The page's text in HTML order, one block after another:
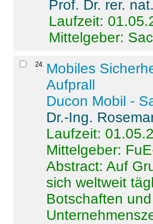
Prof. Dr. rer.
Laufzeit:
Mittelgeber:
24. Mobiles
Aufprall
Ducon Mobil -
Dr.-Ing.
Laufzeit:
Mittelgeber:
Abstract:Auf
sich weltweit
Botschaften